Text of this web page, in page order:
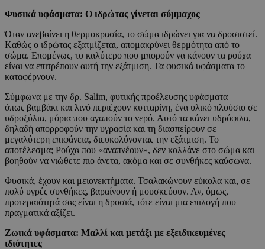
Φυσικά υφάσματα: Ο ιδρώτας γίνεται σύμμαχος
Όταν ανεβαίνει η θερμοκρασία, το σώμα ιδρώνει για να δροσιστεί.
Kαθώς ο ιδρώτας εξατμίζεται, απομακρύνει θερμότητα από το
σώμα. Επομένως, το καλύτερο που μπορούν να κάνουν τα ρούχα
είναι να επιτρέπουν αυτή την εξάτμιση. Τα φυσικά υφάσματα το
καταφέρνουν.
Σύμφωνα με την δρ. Salim, φυτικής προέλευσης υφάσματα
όπως βαμβάκι και λινό περιέχουν κυτταρίνη, ένα υλικό πλούσιο σε
υδροξύλια, μόρια που αγαπούν το νερό. Αυτό τα κάνει υδρόφιλα,
δηλαδή απορροφούν την υγρασία και τη διασπείρουν σε
μεγαλύτερη επιφάνεια, διευκολύνοντας την εξάτμιση. Το
αποτέλεσμα; Ρούχα που «αναπνέουν», δεν κολλάνε στο σώμα και
βοηθούν να νιώθετε πιο άνετα, ακόμα και σε συνθήκες καύσωνα.
Φυσικά, έχουν και μειονεκτήματα. Τσαλακώνουν εύκολα και, σε
πολύ υγρές συνθήκες, βαραίνουν ή μουσκεύουν. Αν, όμως,
προτεραιότητά σας είναι η δροσιά, τότε είναι μια επιλογή που
πραγματικά αξίζει.
Ζωικά υφάσματα: Μαλλί και μετάξι με εξειδικευμένες
ιδιότητες